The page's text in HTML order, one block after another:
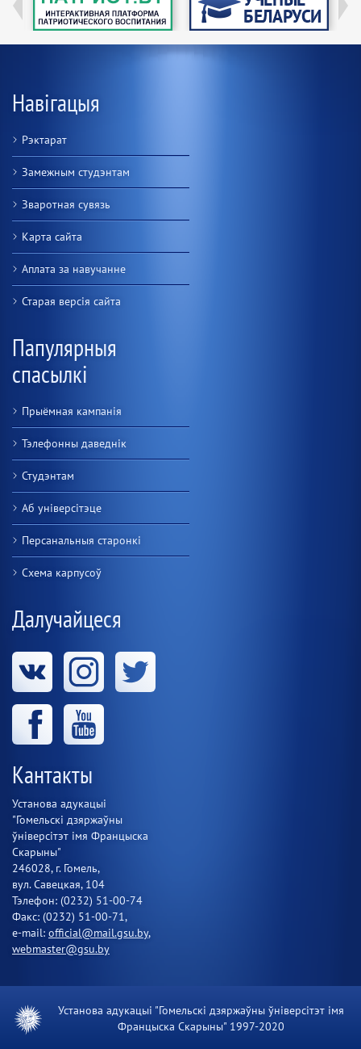
Навігацыя
Рэктарат
Замежным студэнтам
Зваротная сувязь
Карта сайта
Аплата за навучанне
Старая версiя сайта
Папулярныя
спасылкі
Прыёмная кампанія
Тэлефонны даведнік
Студэнтам
Аб універсітэце
Персанальныя старонкі
Схема карпусоў
Далучайцеся
Кантакты
Установа адукацыі
"Гомельскі дзяржаўны
ўніверсітэт імя Францыска
Скарыны"
246028, г. Гомель,
вул. Савецкая, 104
Тэлефон: (0232) 51-00-74
Факс: (0232) 51-00-71,
e-mail: official@mail.gsu.by,
webmaster@gsu.by
Установа адукацыі "Гомельскі дзяржаўны ўніверсітэт імя
Францыска Скарыны" 1997-2020